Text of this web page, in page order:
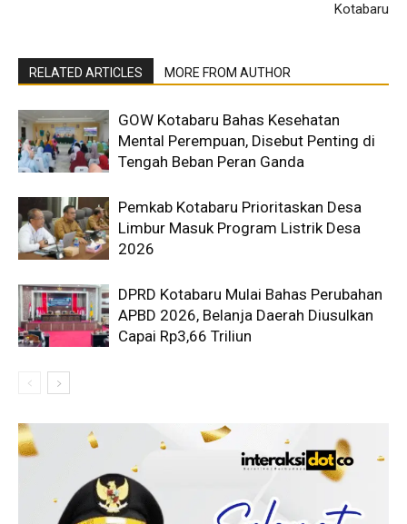
Kotabaru
RELATED ARTICLES MORE FROM AUTHOR
GOW Kotabaru Bahas Kesehatan
Mental Perempuan, Disebut Penting di
Tengah Beban Peran Ganda
Pemkab Kotabaru Prioritaskan Desa
Limbur Masuk Program Listrik Desa
2026
DPRD Kotabaru Mulai Bahas Perubahan
APBD 2026, Belanja Daerah Diusulkan
Capai Rp3,66 Triliun